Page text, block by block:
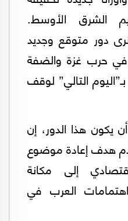
الشرق الأوسط.
دور متوقع وجديد
في حرب غزة والضفة
التالي” لوقف
يكون هذا الدور، إن
هدف إعادة موضوع
إلى مكانة
العرب في